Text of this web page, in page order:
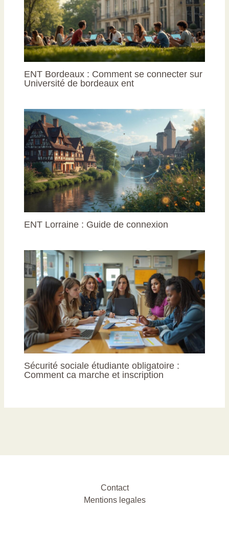
ENT Bordeaux : Comment se connecter sur
Université de bordeaux ent
ENT Lorraine : Guide de connexion
Sécurité sociale étudiante obligatoire :
Comment ca marche et inscription
Contact
Mentions legales